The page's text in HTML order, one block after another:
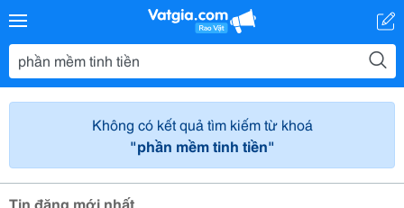
Không có kết quả tìm kiếm từ khoá
"phần mềm tinh tiền"
Tin đăng mới nhất